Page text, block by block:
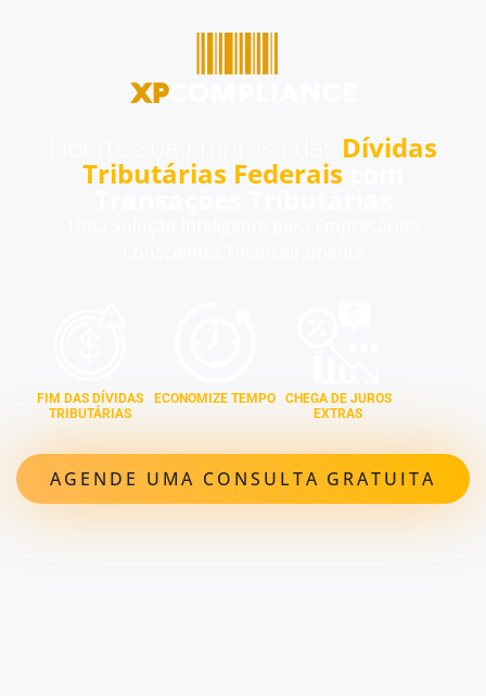
Dívidas
Tributárias Federais
FIM DAS DÍVIDAS
TRIBUTÁRIAS
ECONOMIZE TEMPO
CHEGA DE JUROS
EXTRAS
AGENDE UMA CONSULTA GRATUITA